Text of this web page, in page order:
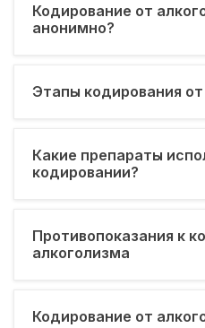
Кодирование от
анонимно?
Этапы кодирования от
Какие препараты
кодировании?
Противопоказания к
алкоголизма
Кодирование от